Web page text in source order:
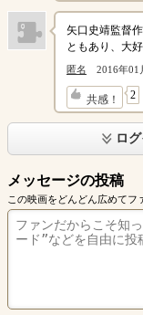
矢口史靖監督
ともあり、大
匿名 2016年01
共感！ 2
↓
ロ
メッセージの投稿
この映画をどんどん広めてフ